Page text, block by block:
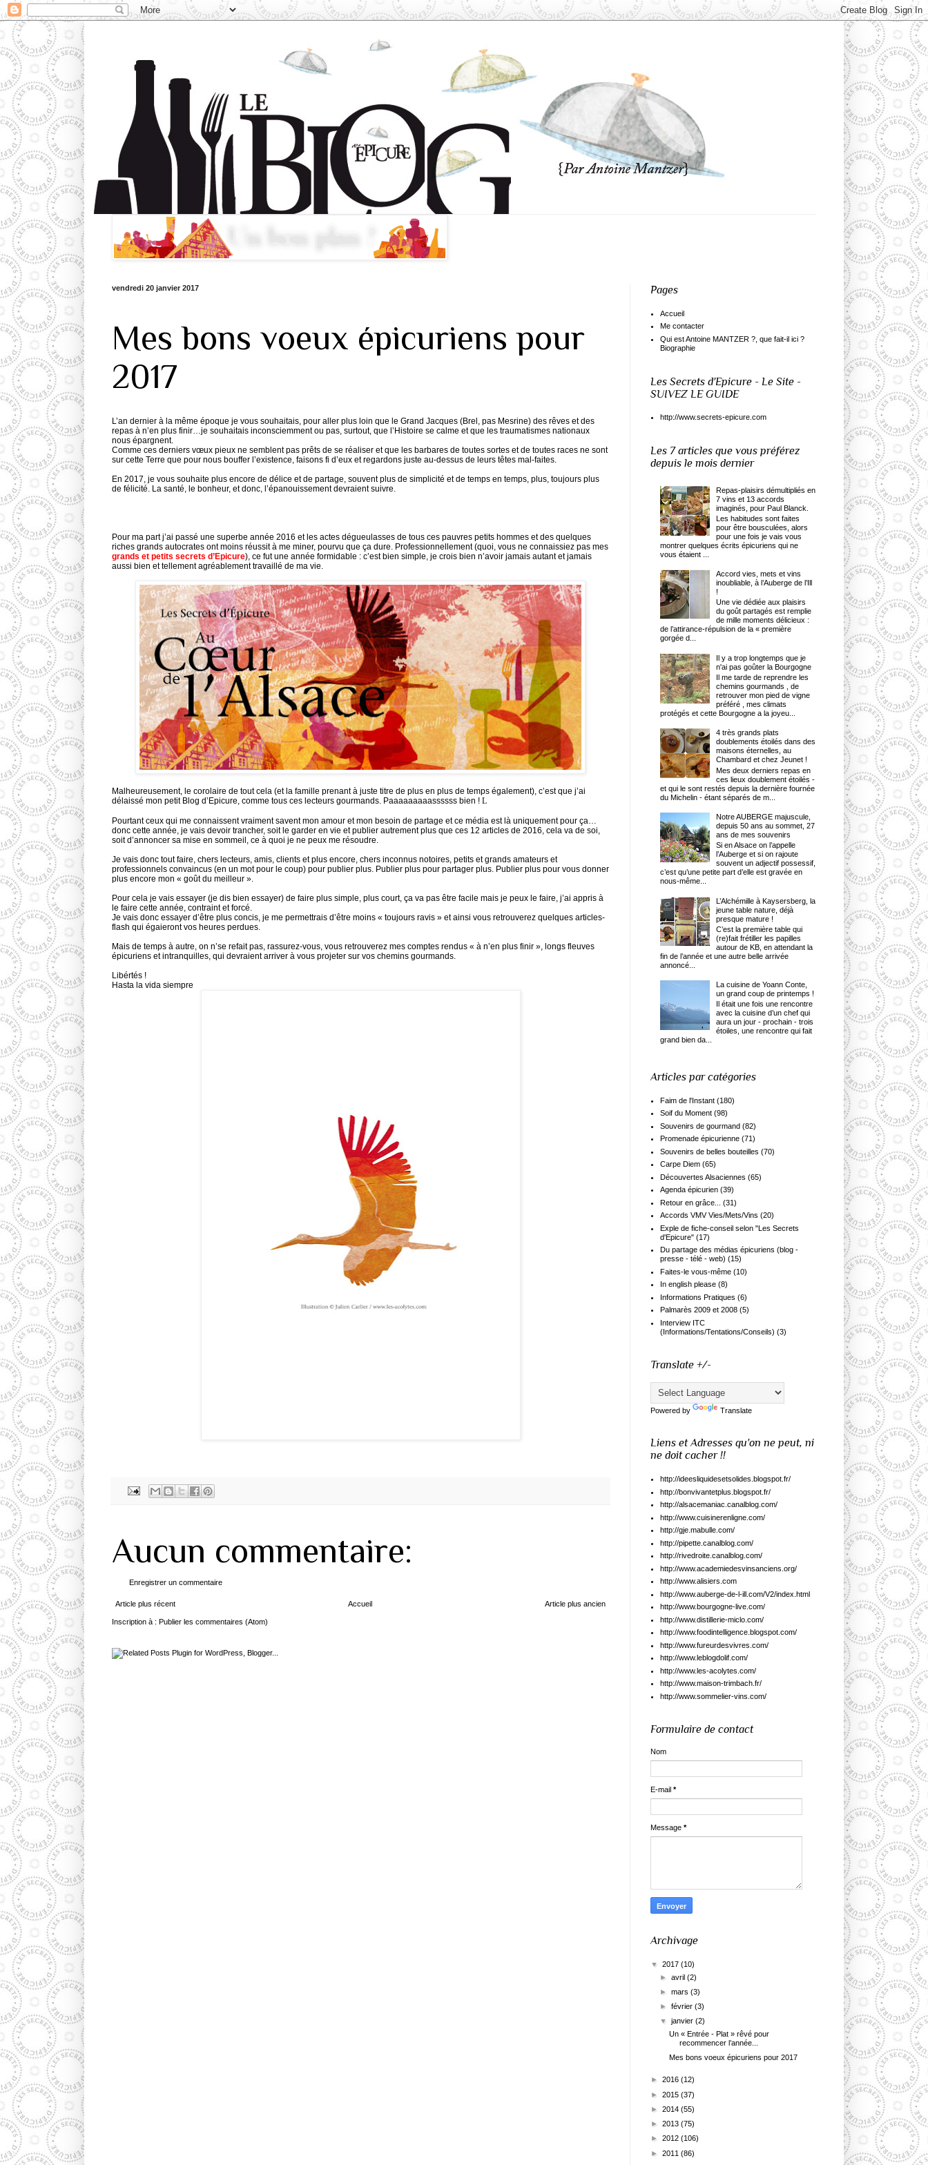
vendredi 20 janvier 2017
Mes bons voeux épicuriens pour
2017
L’an dernier à la même époque je vous souhaitais, pour aller plus loin que le Grand Jacques (Brel, pas Mesrine) des rêves et des
repas à n’en plus finir…je souhaitais inconsciemment ou pas, surtout, que l’Histoire se calme et que les traumatismes nationaux
nous épargnent.
Comme ces derniers vœux pieux ne semblent pas prêts de se réaliser et que les barbares de toutes sortes et de toutes races ne sont
sur cette Terre que pour nous bouffer l’existence, faisons fi d’eux et regardons juste au-dessus de leurs têtes mal-faites.
En 2017, je vous souhaite plus encore de délice et de partage, souvent plus de simplicité et de temps en temps, plus, toujours plus
de félicité. La santé, le bonheur, et donc, l’épanouissement devraient suivre.
Pour ma part j’ai passé une superbe année 2016 et les actes dégueulasses de tous ces pauvres petits hommes et des quelques
riches grands autocrates ont moins réussit à me miner, pourvu que ça dure. Professionnellement (quoi, vous ne connaissiez pas mes
grands et petits secrets d’Epicure), ce fut une année formidable : c’est bien simple, je crois bien n’avoir jamais autant et jamais
aussi bien et tellement agréablement travaillé de ma vie.
Malheureusement, le corolaire de tout cela (et la famille prenant à juste titre de plus en plus de temps également), c’est que j’ai
délaissé mon petit Blog d’Epicure, comme tous ces lecteurs gourmands. Paaaaaaaaassssss bien ! L
Pourtant ceux qui me connaissent vraiment savent mon amour et mon besoin de partage et ce média est là uniquement pour ça…
donc cette année, je vais devoir trancher, soit le garder en vie et publier autrement plus que ces 12 articles de 2016, cela va de soi,
soit d’annoncer sa mise en sommeil, ce à quoi je ne peux me résoudre.
Je vais donc tout faire, chers lecteurs, amis, clients et plus encore, chers inconnus notoires, petits et grands amateurs et
professionnels convaincus (en un mot pour le coup) pour publier plus. Publier plus pour partager plus. Publier plus pour vous donner
plus encore mon « goût du meilleur ».
Pour cela je vais essayer (je dis bien essayer) de faire plus simple, plus court, ça va pas être facile mais je peux le faire, j’ai appris à
le faire cette année, contraint et forcé.
Je vais donc essayer d’être plus concis, je me permettrais d’être moins « toujours ravis » et ainsi vous retrouverez quelques articles-
flash qui égaieront vos heures perdues.
Mais de temps à autre, on n’se refait pas, rassurez-vous, vous retrouverez mes comptes rendus « à n’en plus finir », longs fleuves
épicuriens et intranquilles, qui devraient arriver à vous projeter sur vos chemins gourmands.
Libértés !
Hasta la vida siempre
Aucun commentaire:
Enregistrer un commentaire
Article plus récent Article plus ancien
Accueil
Inscription à : Publier les commentaires (Atom)
Pages
Accueil
Me contacter
Qui est Antoine MANTZER ?, que fait-il ici ?
Biographie
Les Secrets d'Epicure - Le Site -
SUIVEZ LE GUIDE
http://www.secrets-epicure.com
Les 7 articles que vous préférez
depuis le mois dernier
Repas-plaisirs démultipliés en
7 vins et 13 accords
imaginés, pour Paul Blanck.
Les habitudes sont faites
pour être bousculées, alors
pour une fois je vais vous
montrer quelques écrits épicuriens qui ne
vous étaient ...
Accord vies, mets et vins
inoubliable, à l’Auberge de l’Ill
!
Une vie dédiée aux plaisirs
du goût partagés est remplie
de mille moments délicieux :
de l’attirance-répulsion de la « première
gorgée d...
Il y a trop longtemps que je
n'ai pas goûter la Bourgogne
Il me tarde de reprendre les
chemins gourmands , de
retrouver mon pied de vigne
préféré , mes climats
protégés et cette Bourgogne a la joyeu...
4 très grands plats
doublements étoilés dans des
maisons éternelles, au
Chambard et chez Jeunet !
Mes deux derniers repas en
ces lieux doublement étoilés -
et qui le sont restés depuis la dernière fournée
du Michelin - étant séparés de m...
Notre AUBERGE majuscule,
depuis 50 ans au sommet, 27
ans de mes souvenirs
Si en Alsace on l’appelle
l’Auberge et si on rajoute
souvent un adjectif possessif,
c’est qu’une petite part d’elle est gravée en
nous-même...
L’Alchémille à Kaysersberg, la
jeune table nature, déjà
presque mature !
C’est la première table qui
(re)fait frétiller les papilles
autour de KB, en attendant la
fin de l’année et une autre belle arrivée
annoncé...
La cuisine de Yoann Conte,
un grand coup de printemps !
Il était une fois une rencontre
avec la cuisine d’un chef qui
aura un jour - prochain - trois
étoiles, une rencontre qui fait
grand bien da...
Articles par catégories
Faim de l'Instant (180)
Soif du Moment (98)
Souvenirs de gourmand (82)
Promenade épicurienne (71)
Souvenirs de belles bouteilles (70)
Carpe Diem (65)
Découvertes Alsaciennes (65)
Agenda épicurien (39)
Retour en grâce...
(31)
Accords VMV Vies/Mets/Vins (20)
Exple de fiche-conseil selon "Les Secrets
d'Epicure" (17)
Du partage des médias épicuriens (blog -
presse - télé - web) (15)
Faites-le vous-même (10)
In english please (8)
Informations Pratiques (6)
Palmarès 2009 et 2008 (5)
Interview ITC
(Informations/Tentations/Conseils) (3)
Translate +/-
Powered by Translate
Liens et Adresses qu'on ne peut, ni
ne doit cacher !!
http://ideesliquidesetsolides.blogspot.fr/
http://bonvivantetplus.blogspot.fr/
http://alsacemaniac.canalblog.com/
http://www.cuisinerenligne.com/
http://gje.mabulle.com/
http://pipette.canalblog.com/
http://rivedroite.canalblog.com/
http://www.academiedesvinsanciens.org/
http://www.alisiers.com
http://www.auberge-de-l-ill.com/V2/index.html
http://www.bourgogne-live.com/
http://www.distillerie-miclo.com/
http://www.foodintelligence.blogspot.com/
http://www.fureurdesvivres.com/
http://www.leblogdolif.com/
http://www.les-acolytes.com/
http://www.maison-trimbach.fr/
http://www.sommelier-vins.com/
Formulaire de contact
Nom
E-mail *
Message *
Archivage
▼ 2017 (10)
►avril(2)
►mars(3)
►février(3)
▼janvier(2)
Un « Entrée - Plat » rêvé pour
recommencer l’année...
Mes bons voeux épicuriens pour 2017
► 2016 (12)
► 2015 (37)
► 2014 (55)
► 2013 (75)
► 2012 (106)
► 2011 (86)